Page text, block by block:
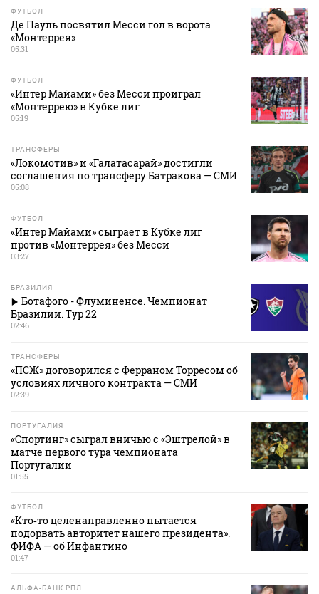
ФУТБОЛ
Де Пауль посвятил Месси гол в ворота
«Монтеррея»
05:31
ФУТБОЛ
«Интер Майами» без Месси проиграл
«Монтеррею» в Кубке лиг
05:19
ТРАНСФЕРЫ
«Локомотив» и «Галатасарай» достигли
соглашения по трансферу Батракова — СМИ
05:08
ФУТБОЛ
«Интер Майами» сыграет в Кубке лиг
против «Монтеррея» без Месси
03:27
БРАЗИЛИЯ
Ботафого - Флуминенсе. Чемпионат
Бразилии. Тур 22
02:46
ТРАНСФЕРЫ
«ПСЖ» договорился с Ферраном Торресом об
условиях личного контракта — СМИ
02:39
ПОРТУГАЛИЯ
«Спортинг» сыграл вничью с «Эштрелой» в
матче первого тура чемпионата
Португалии
01:55
ФУТБОЛ
«Кто‑то целенаправленно пытается
подорвать авторитет нашего президента».
ФИФА — об Инфантино
01:47
АЛЬФА-БАНК РПЛ